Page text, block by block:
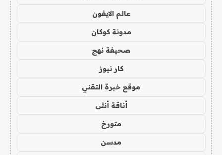
عالم الايفون
مدونة كوكان
صحيفة نهج
كار نيوز
موقع خبرة التقني
أناقة أنثى
متورخ
مدسن